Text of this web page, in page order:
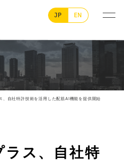
JP EN
、自社特許技術を活用した配筋AI機能を提供開始
ス、自社特